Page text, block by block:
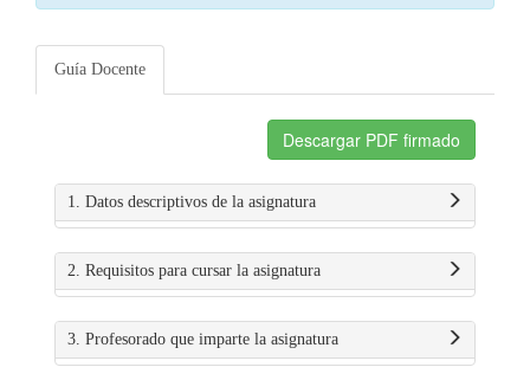
Guía Docente
Descargar PDF firmado
1. Datos descriptivos de la asignatura
2. Requisitos para cursar la asignatura
3. Profesorado que imparte la asignatura